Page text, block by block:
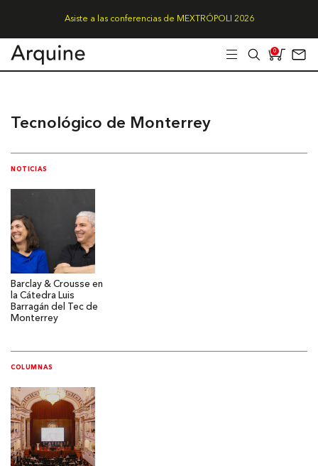
Asiste a las conferencias de MEXTRÓPOLI 2026
0
Tecnológico de Monterrey
NOTICIAS
Barclay & Crousse en
la Cátedra Luis
Barragán del Tec de
Monterrey
COLUMNAS